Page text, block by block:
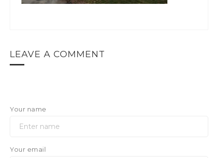
LEAVE A COMMENT
Your name
Your email